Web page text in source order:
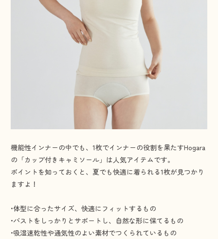
機能性インナーの中でも、1枚でインナーの役割を果たすHogara
の「カップ付きキャミソール」は人気アイテムです。
ポイントを知っておくと、夏でも快適に着られる1枚が見つかり
ますよ！
•体型に合ったサイズ、快適にフィットするもの
•バストをしっかりとサポートし、自然な形に保てるもの
•吸湿速乾性や通気性のよい素材でつくられているもの